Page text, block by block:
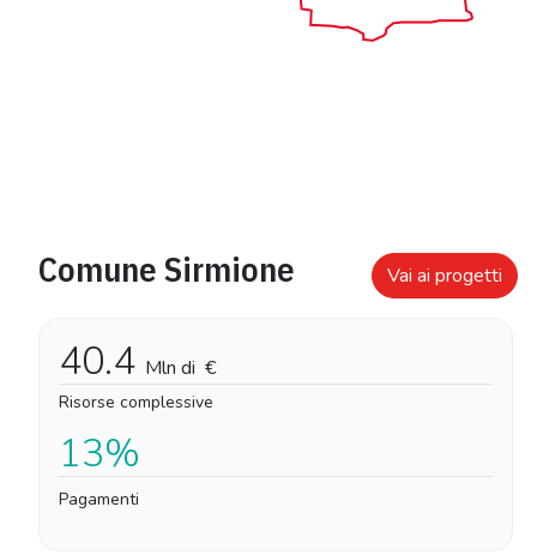
Comune Sirmione Vai ai progetti
40.4 Mln di €
Risorse complessive
13%
Pagamenti